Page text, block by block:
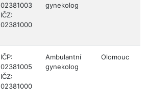
02381003
IČZ:
02381000
gynekolog
IČP:
02381005
IČZ:
02381000
Ambulantní
gynekolog
Olomouc